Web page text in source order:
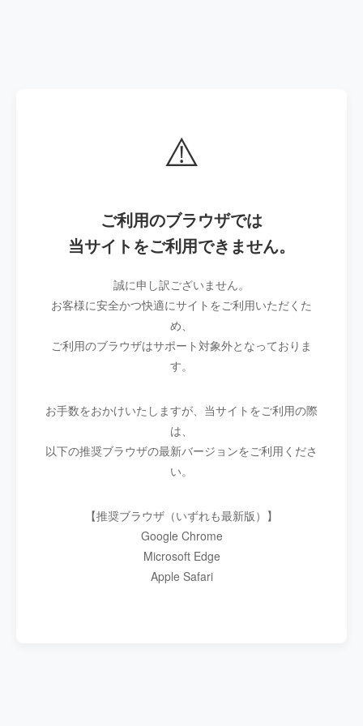
⚠️
ご利用のブラウザでは
当サイトをご利用できません。
誠に申し訳ございません。
お客様に安全かつ快適にサイトをご利用いただくた
め、
ご利用のブラウザはサポート対象外となっておりま
す。
お手数をおかけいたしますが、当サイトをご利用の際
は、
以下の推奨ブラウザの最新バージョンをご利用くださ
い。
【推奨ブラウザ（いずれも最新版）】
Google Chrome
Microsoft Edge
Apple Safari